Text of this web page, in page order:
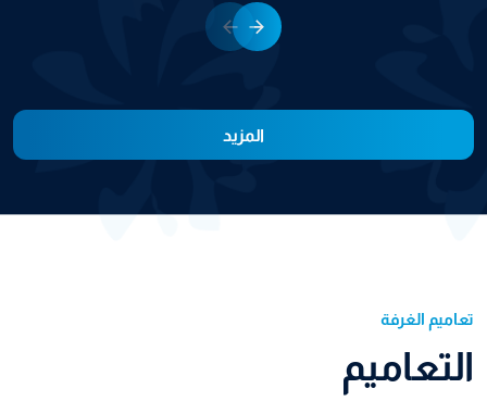
المزيد
تعاميم الغرفة
التعاميم